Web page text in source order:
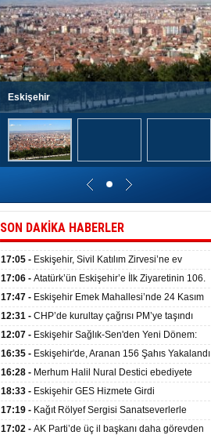
Eskişehir
SON DAKİKA HABERLER
17:05 - Eskişehir, Sivil Katılım Zirvesi’ne ev
sahipliği yaptı.
17:06 - Atatürk’ün Eskişehir’e İlk Ziyaretinin 106.
Yılı Törenle Kutlandı
17:47 - Eskişehir Emek Mahallesi’nde 24 Kasım
İlkokulu törenle hizmete girdi
12:31 - CHP’de kurultay çağrısı PM’ye taşındı
12:07 - Eskişehir Sağlık-Sen'den Yeni Dönem:
Mazbata Teslim Alındı
16:35 - Eskişehir'de, Aranan 156 Şahıs Yakalandı
16:28 - Merhum Halil Nural Destici ebediyete
uğurlandı
18:33 - Eskişehir GES Hizmete Girdi
17:19 - Kağıt Rölyef Sergisi Sanatseverlerle
Buluştu
17:02 - AK Parti’de üç il başkanı daha görevden